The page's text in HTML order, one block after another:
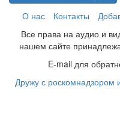
О нас
Контакты
Все права на аудио и
нашем сайте
E-mail для
Дружу с роскомнадзором